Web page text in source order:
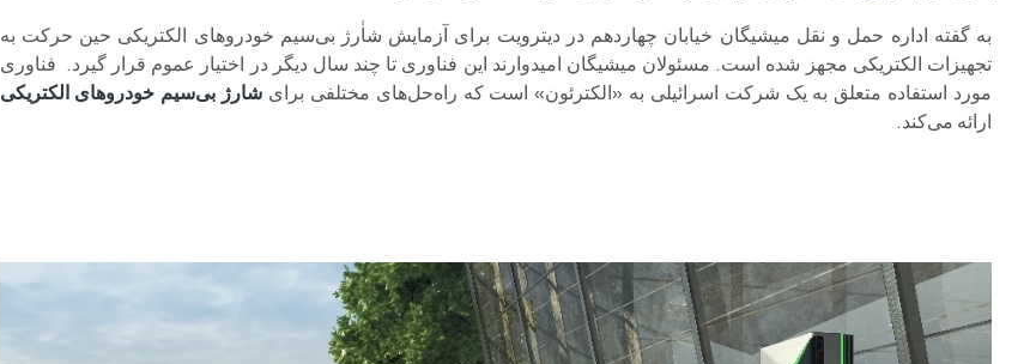
به گفته اداره حمل و نقل میشیگان خیابان چهاردهم در دیترویت برای آزمایش شاٰرژ بی‌سیم خودروهای الکتریکی حین حرکت به
تجهیزات الکتریکی مجهز شده است. مسئولان میشیگان امیدوارند این فناوری تا چند سال دیگر در اختیار عموم قرار گیرد. فناوری
مورد استفاده متعلق به یک شرکت اسرائیلی به «الکترئون» است که راه‌حل‌های مختلفی برای شارژ بی‌سیم خودروهای الکتریکی
ارائه می‌کند.